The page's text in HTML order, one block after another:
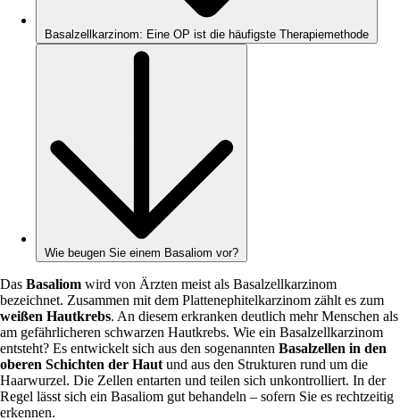
Basalzellkarzinom: Eine OP ist die häufigste Therapiemethode
Wie beugen Sie einem Basaliom vor?
Das Basaliom wird von Ärzten meist als Basalzellkarzinom
bezeichnet. Zusammen mit dem Plattenephitelkarzinom zählt es zum
weißen Hautkrebs. An diesem erkranken deutlich mehr Menschen als
am gefährlicheren schwarzen Hautkrebs. Wie ein Basalzellkarzinom
entsteht? Es entwickelt sich aus den sogenannten Basalzellen in den
oberen Schichten der Haut und aus den Strukturen rund um die
Haarwurzel. Die Zellen entarten und teilen sich unkontrolliert. In der
Regel lässt sich ein Basaliom gut behandeln – sofern Sie es rechtzeitig
erkennen.